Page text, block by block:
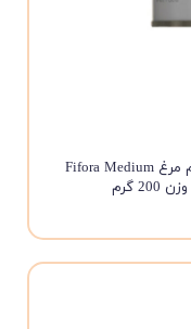
کنسرو غذای سگ نژاد متوسط فیفورا با طعم مرغ Fifora Medium